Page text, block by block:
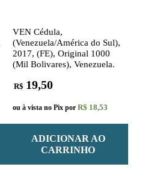
VEN Cédula,
(Venezuela/América do Sul),
2017, (FE), Original 1000
(Mil Bolivares), Venezuela.
R$ 19,50
ou à vista no Pix por R$ 18,53
ADICIONAR AO
CARRINHO